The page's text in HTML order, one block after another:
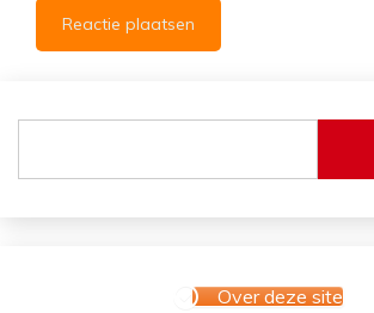
Over deze site